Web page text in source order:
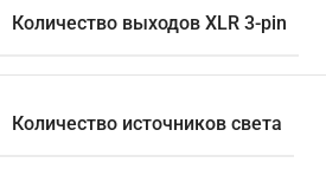
Количество выходов XLR 3-pin
Количество источников света